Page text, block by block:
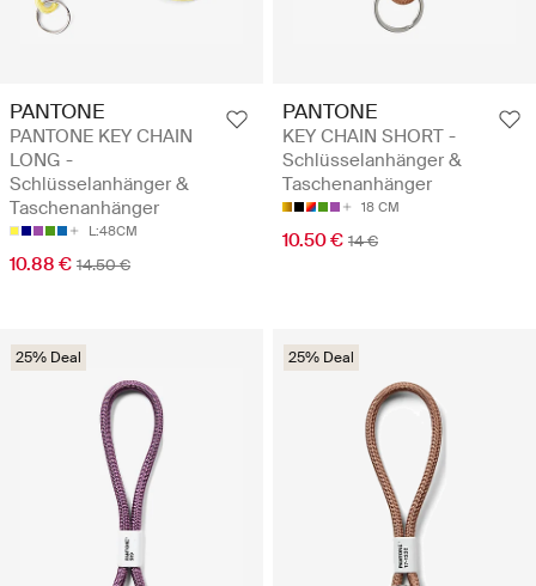
PANTONE
PANTONE KEY CHAIN
LONG -
Schlüsselanhänger &
Taschenanhänger
L:48CM
10.88 € 14.50 €
PANTONE
KEY CHAIN SHORT -
Schlüsselanhänger &
Taschenanhänger
18 CM
10.50 € 14 €
25% Deal 25% Deal